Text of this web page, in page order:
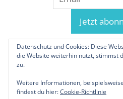
© 2019-2026
Datenschutz und Cookies: Diese
die Website weiterhin nutzt, stimmst
zu.
Weitere Informationen,
findest du hier:Cookie-Richtlinie